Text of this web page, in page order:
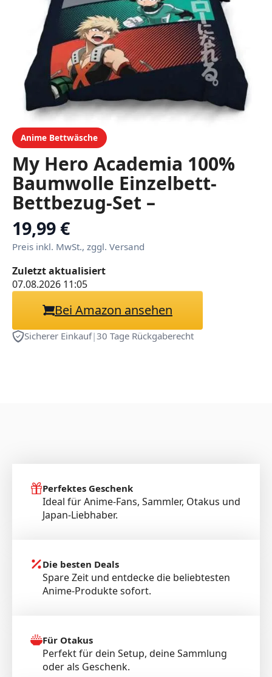
Anime Bettwäsche
My Hero Academia 100%
Baumwolle Einzelbett-
Bettbezug-Set –
Bettwäsche Enthält
Kissenbezug 50 x 70 cm
19,99 €
Preis inkl. MwSt., zggl. Versand
Zuletzt aktualisiert
07.08.2026 11:05
Bei Amazon ansehen
Sicherer Einkauf|30 Tage Rückgaberecht
Perfektes Geschenk
Ideal für Anime-Fans, Sammler, Otakus und
Japan-Liebhaber.
Die besten Deals
Spare Zeit und entdecke die beliebtesten
Anime-Produkte sofort.
Für Otakus
Perfekt für dein Setup, deine Sammlung
oder als Geschenk.